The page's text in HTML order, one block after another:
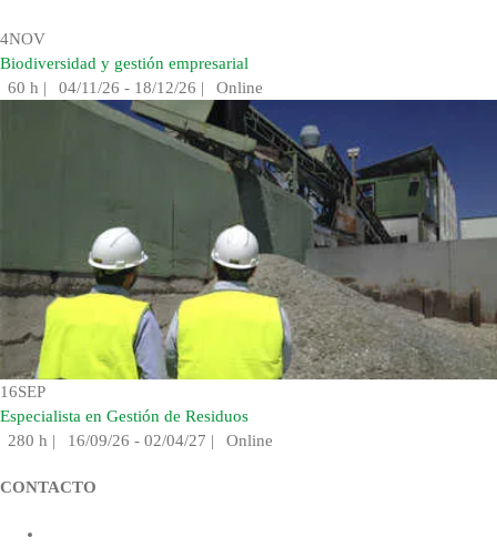
4NOV
Biodiversidad y gestión empresarial
60 h | 04/11/26 - 18/12/26 | Online
16SEP
Especialista en Gestión de Residuos
280 h | 16/09/26 - 02/04/27 | Online
CONTACTO